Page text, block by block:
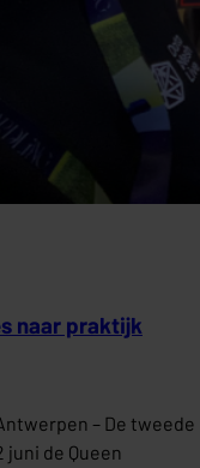
naar praktijk
– De tweede
juni de Queen